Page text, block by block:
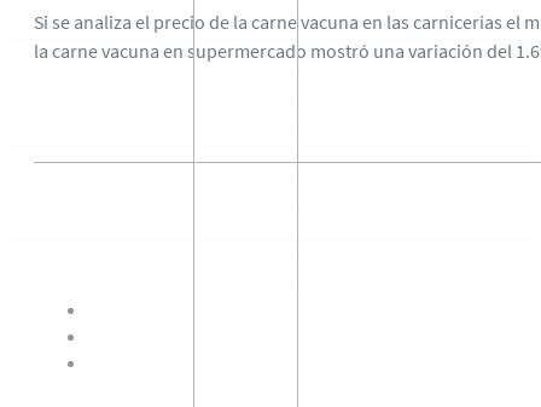
Si se analiza el precio de la carne vacuna en las carnicerías
la carne vacuna en supermercado mostró una variación del